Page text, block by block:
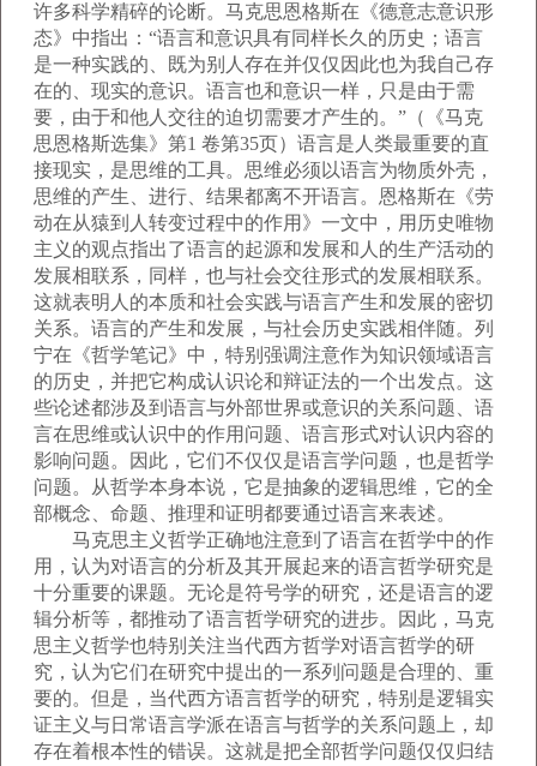
许多科学精碎的论断。马克思恩格斯在《德意志意识形
态》中指出：“语言和意识具有同样长久的历史；语言
是一种实践的、既为别人存在并仅仅因此也为我自己存
在的、现实的意识。语言也和意识一样，只是由于需
要，由于和他人交往的迫切需要才产生的。”（《马克
思恩格斯选集》第1 卷第35页）语言是人类最重要的直
接现实，是思维的工具。思维必须以语言为物质外壳，
思维的产生、进行、结果都离不开语言。恩格斯在《劳
动在从猿到人转变过程中的作用》一文中，用历史唯物
主义的观点指出了语言的起源和发展和人的生产活动的
发展相联系，同样，也与社会交往形式的发展相联系。
这就表明人的本质和社会实践与语言产生和发展的密切
关系。语言的产生和发展，与社会历史实践相伴随。列
宁在《哲学笔记》中，特别强调注意作为知识领域语言
的历史，并把它构成认识论和辩证法的一个出发点。这
些论述都涉及到语言与外部世界或意识的关系问题、语
言在思维或认识中的作用问题、语言形式对认识内容的
影响问题。因此，它们不仅仅是语言学问题，也是哲学
问题。从哲学本身本说，它是抽象的逻辑思维，它的全
部概念、命题、推理和证明都要通过语言来表述。
马克思主义哲学正确地注意到了语言在哲学中的作
用，认为对语言的分析及其开展起来的语言哲学研究是
十分重要的课题。无论是符号学的研究，还是语言的逻
辑分析等，都推动了语言哲学研究的进步。因此，马克
思主义哲学也特别关注当代西方哲学对语言哲学的研
究，认为它们在研究中提出的一系列问题是合理的、重
要的。但是，当代西方语言哲学的研究，特别是逻辑实
证主义与日常语言学派在语言与哲学的关系问题上，却
存在着根本性的错误。这就是把全部哲学问题仅仅归结